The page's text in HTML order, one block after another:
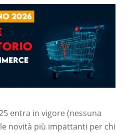
entra in vigore (nessuna
novità più impattanti per chi